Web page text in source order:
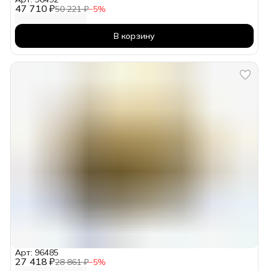
47 710 ₽50 221 ₽−5%
В корзину
27 418 ₽28 861 ₽−5%
Арт: 96485